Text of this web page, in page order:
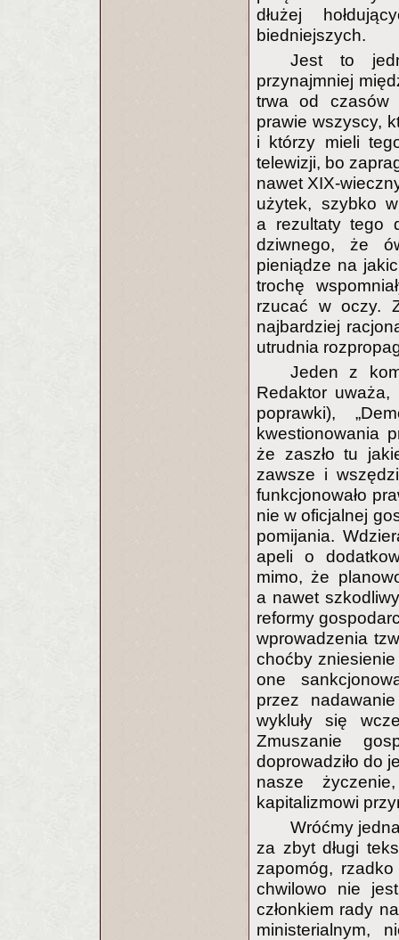
dłużej
biedniejszych.
Jest to
przynajmniej
trwa od czasów
prawie wszyscy,
i którzy mieli
telewizji, bo
nawet XIX-
użytek, szybko
a rezultaty tego
dziwnego, że
pieniądze na
trochę
rzucać w oczy.
najbardziej
utrudnia
Jeden z
Redaktor uważa,
poprawki),
kwestionowania
że zaszło tu
zawsze i
funkcjonowało
nie w oficjalnej
pomijania.
apeli o
mimo, że
a nawet
reformy
wprowadzenia
choćby
one
przez
wykluły się
Zmuszanie
doprowadziło do
nasze
kapitalizmowi
Wróćmy
za zbyt długi
zapomóg,
chwilowo nie
członkiem rady
ministerialnym,